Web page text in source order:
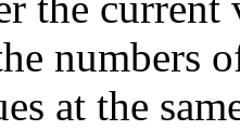
numbers
at the